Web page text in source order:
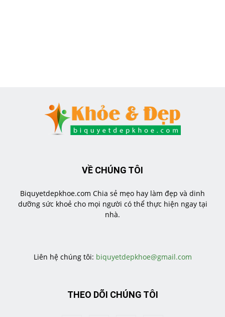
VỀ CHÚNG TÔI
Biquyetdepkhoe.com Chia sẻ mẹo hay làm đẹp và dinh
dưỡng sức khoẻ cho mọi người có thể thực hiện ngay tại
nhà.
Liên hệ chúng tôi: biquyetdepkhoe@gmail.com
THEO DÕI CHÚNG TÔI